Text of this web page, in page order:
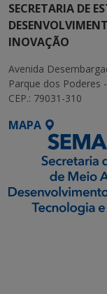
SECRETARIA DE
INOVAÇÃO
Avenida
Parque dos Poderes
CEP.: 79031-310
MAPA